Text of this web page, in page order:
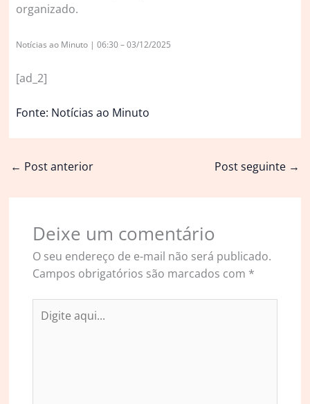
organizado.
Notícias ao Minuto | 06:30 – 03/12/2025
[ad_2]
Fonte: Notícias ao Minuto
← Post anterior Post seguinte →
Deixe um comentário
O seu endereço de e-mail não será publicado.
Campos obrigatórios são marcados com *
aqui...